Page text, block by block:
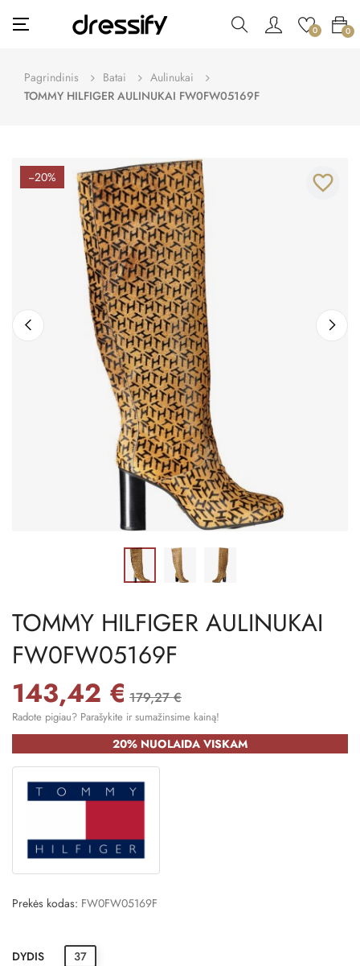
Toggle
navigation
☰ 0 0
Pagrindinis Batai
Aulinukai
TOMMY HILFIGER AULINUKAI FW0FW05169F
−20% favorite_border
TOMMY HILFIGER AULINUKAI
FW0FW05169F
143,42 € 179,27 €
Radote pigiau? Parašykite ir sumažinsime kainą!
20% NUOLAIDA VISKAM
Prekės kodas: FW0FW05169F
DYDIS 37